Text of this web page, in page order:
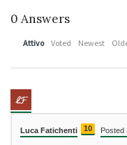
0 Answers
Attivo Voted Newest
Luca Fatichenti 10 Posted